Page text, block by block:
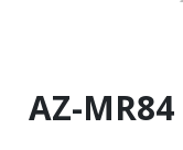
AZ-MR84